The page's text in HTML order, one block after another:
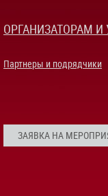
ОРГАНИЗАТОРАМ
Партнеры и подрядчики
ЗАЯВКА НА